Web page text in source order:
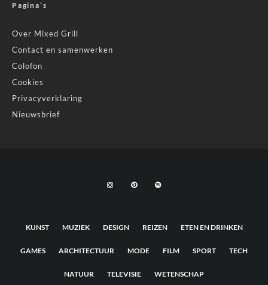
Pagina’s
Over Mixed Grill
Contact en samenwerken
Colofon
Cookies
Privacyverklaring
Nieuwsbrief
KUNST MUZIEK DESIGN REIZEN ETEN EN DRINKEN
GAMES ARCHITECTUUR MODE FILM SPORT TECH
NATUUR TELEVISIE WETENSCHAP